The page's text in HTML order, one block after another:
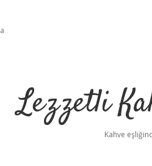
Lezzetli
Kahve